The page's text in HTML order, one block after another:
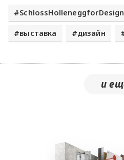
SchlossHolleneggforDesign
выставка дизайн